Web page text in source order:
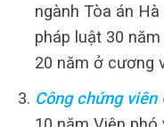
ngành Tòa án
pháp luật 30
20 năm ở cương
Công chứng viên